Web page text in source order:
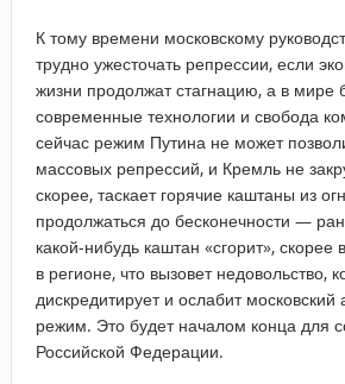
К тому времени московскому
трудно ужесточать репрессии, если
жизни продолжат стагнацию, а в мире
современные технологии и свобода
сейчас режим Путина не может
массовых репрессий, и Кремль не
скорее, таскает горячие каштаны из
продолжаться до бесконечности —
какой-нибудь каштан «сгорит», скорее
в регионе, что вызовет недовольство,
дискредитирует и ослабит московский
режим. Это будет началом конца для
Российской Федерации.